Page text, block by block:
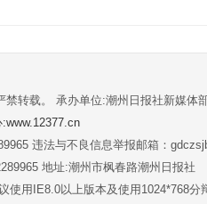
禁转载。 承办单位:潮州日报社新媒体
违法与不良信息举报邮箱：
地址:潮州市枫春路潮州日报社
使用IE8.0以上版本及使用1024*768分